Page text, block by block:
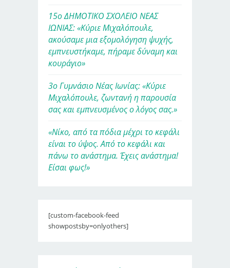
15ο ΔΗΜΟΤΙΚΟ ΣΧΟΛΕΙΟ ΝΕΑΣ
ΙΩΝΙΑΣ: «Κύριε Μιχαλόπουλε,
ακούσαμε μια εξομολόγηση ψυχής,
εμπνευστήκαμε, πήραμε δύναμη και
κουράγιο»
3ο Γυμνάσιο Νέας Ιωνίας: «Κύριε
Μιχαλόπουλε, ζωντανή η παρουσία
σας και εμπνευσμένος ο λόγος σας.»
«Νίκο, από τα πόδια μέχρι το κεφάλι
είναι το ύψος. Από το κεφάλι και
πάνω το ανάστημα. Έχεις ανάστημα!
Είσαι φως!»
[custom-facebook-feed
showpostsby=onlyothers]